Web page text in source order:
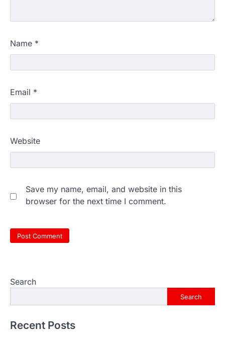
Name *
Email *
Website
Save my name, email, and website in this
browser for the next time I comment.
Search
Search
Recent Posts